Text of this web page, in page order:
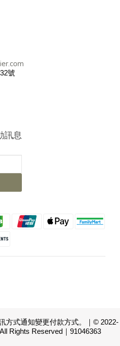
號
訊息
方式通知變更付款方式。｜© 2022-
Rights Reserved｜91046363